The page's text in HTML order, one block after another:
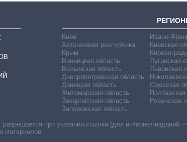
Киев
Автономная республика
Крым
Винницкая область
Волынская область
Днепропетровская область
Донецкая область
Житомирская область
Закарпатская область
Запорожская область
Ивано-
Киевская
Луганская
Львовская
Одесская
Полтавская
Ровенская
при указании ссылки (для интернет-изданий
материалов.